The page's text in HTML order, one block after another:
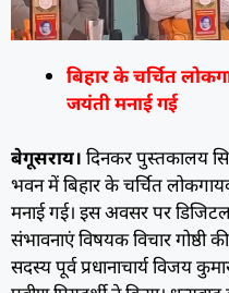
बिहार के चर्चित
जयंती मनाई गई
बेगूसराय। दिनकर पुस्तकालय
भवन में बिहार के चर्चित
मनाई गई। इस अवसर पर
संभावनाएं विषयक विचार गोष्ठी
सदस्य पूर्व प्रधानाचार्य विजय